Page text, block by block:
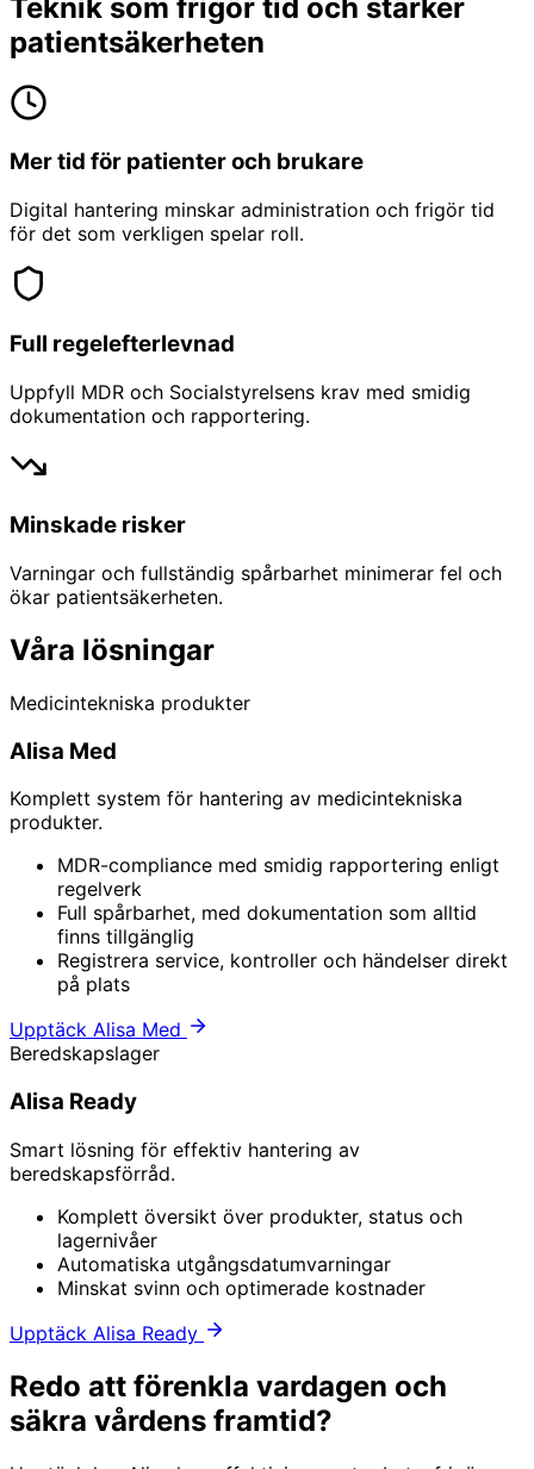
Teknik som frigör tid och stärker
patientsäkerheten
Mer tid för patienter och brukare
Digital hantering minskar administration och frigör tid
för det som verkligen spelar roll.
Full regelefterlevnad
Uppfyll MDR och Socialstyrelsens krav med smidig
dokumentation och rapportering.
Minskade risker
Varningar och fullständig spårbarhet minimerar fel och
ökar patientsäkerheten.
Våra lösningar
Medicintekniska produkter
Alisa Med
Komplett system för hantering av medicintekniska
produkter.
MDR-compliance med smidig rapportering enligt
regelverk
Full spårbarhet, med dokumentation som alltid
finns tillgänglig
Registrera service, kontroller och händelser direkt
på plats
Upptäck Alisa Med
Beredskapslager
Alisa Ready
Smart lösning för effektiv hantering av
beredskapsförråd.
Komplett översikt över produkter, status och
lagernivåer
Automatiska utgångsdatumvarningar
Minskat svinn och optimerade kostnader
Upptäck Alisa Ready
Redo att förenkla vardagen och
säkra vårdens framtid?